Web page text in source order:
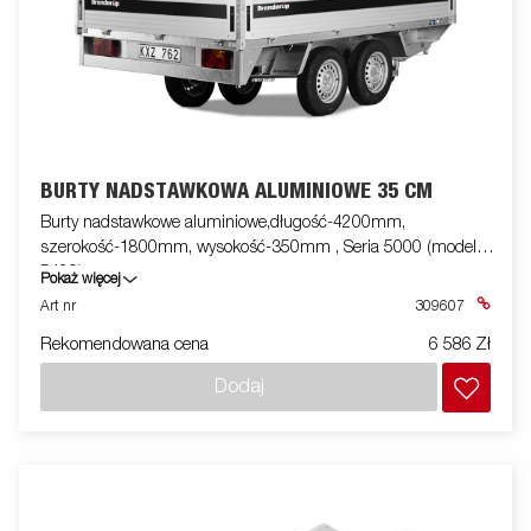
BURTY NADSTAWKOWA ALUMINIOWE 35 CM
Burty nadstawkowe aluminiowe,długość-4200mm,
szerokość-1800mm, wysokość-350mm , Seria 5000 (model
5420)
Pokaż więcej
Art nr
309607
Rekomendowana cena 6 586 Zł
Dodaj